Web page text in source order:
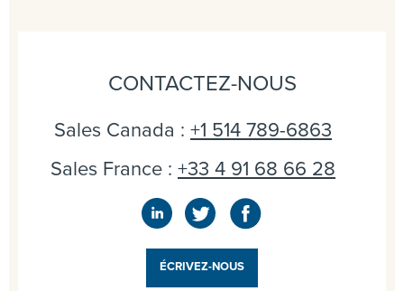
CONTACTEZ-NOUS
Sales Canada : +1 514 789-6863
Sales France : +33 4 91 68 66 28
ÉCRIVEZ-NOUS